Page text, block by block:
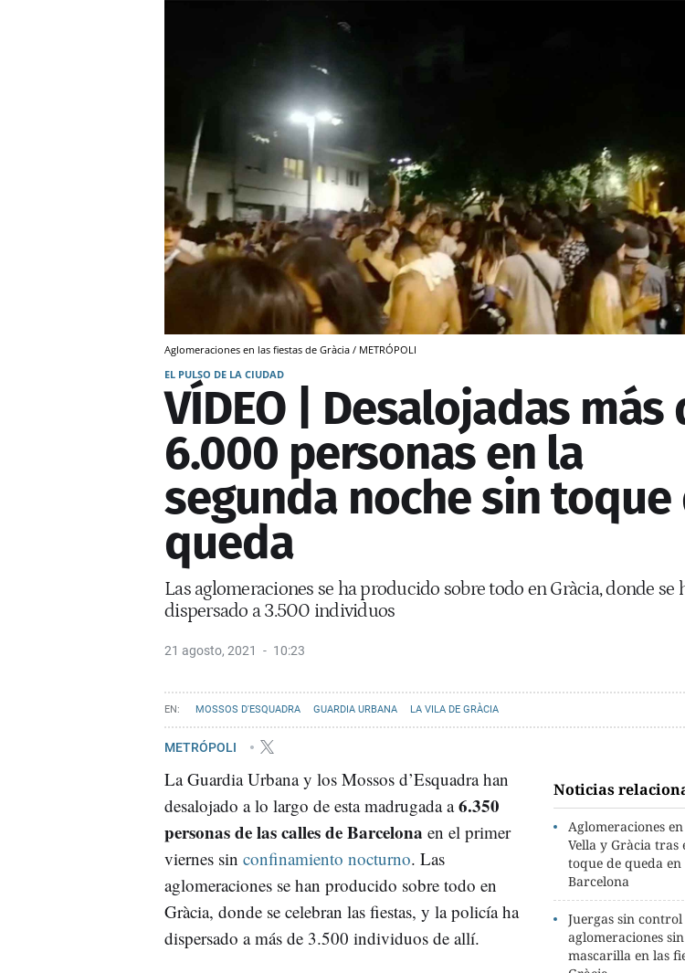
Aglomeraciones en las fiestas de Gràcia / METRÓPOLI
EL PULSO DE LA CIUDAD
VÍDEO | Desalojadas más
6.000 personas en la
segunda noche sin toque
queda
Las aglomeraciones se ha producido sobre todo en Gràcia, donde se
dispersado a 3.500 individuos
21 agosto, 2021 10:23
MOSSOS D'ESQUADRA GUARDIA URBANA LA VILA DE GRÀCIA
METRÓPOLI
Noticias
Aglomeraciones
Vella y Gràcia tras
toque de queda en
Barcelona
Juergas sin
aglomeraciones sin
mascarilla en las
La Guardia Urbana y los Mossos d’Esquadra han
desalojado a lo largo de esta madrugada a6.350
personas de las calles de Barcelona en el primer
viernes sin confinamiento nocturno. Las
aglomeraciones se han producido sobre todo en
Gràcia, donde se celebran las fiestas, y la policía ha
dispersado a más de 3.500 individuos de allí.